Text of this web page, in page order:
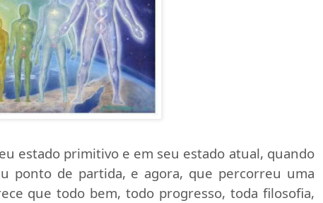
estado primitivo e em seu estado atual, quando
ponto de partida, e agora, que percorreu uma
que todo bem, todo progresso, toda filosofia,